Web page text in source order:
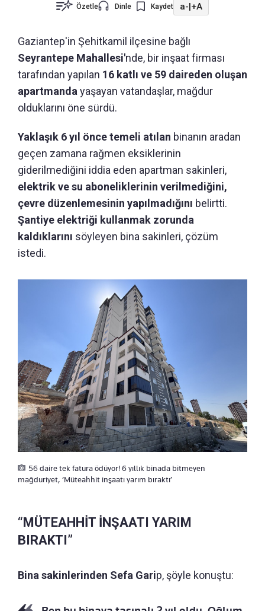
Özetle Dinle Kaydet a-|+A
Gaziantep'in Şehitkamil ilçesine bağlı
Seyrantepe Mahallesi'nde, bir inşaat firması
tarafından yapılan 16 katlı ve 59 daireden oluşan
apartmandayaşayan vatandaşlar, mağdur
olduklarını öne sürdü.
Yaklaşık 6 yıl önce temeli atılan binanın aradan
geçen zamana rağmen eksiklerinin
giderilmediğini iddia eden apartman sakinleri,
elektrik ve su aboneliklerinin verilmediğini,
çevre düzenlemesinin yapılmadığını belirtti.
Şantiye elektriği kullanmak zorunda
kaldıklarını söyleyen bina sakinleri, çözüm
istedi.
56 daire tek fatura ödüyor! 6 yıllık binada bitmeyen
mağduriyet, ‘Müteahhit inşaatı yarım bıraktı’
“MÜTEAHHİT İNŞAATI YARIM
BIRAKTI”
Bina sakinlerinden Sefa Garip, şöyle konuştu: